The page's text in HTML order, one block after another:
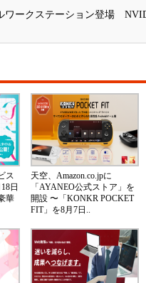
ワークステーション登場
ス
日
華
天空、Amazon.co.jpに
「AYANEO公式ストア」を
開設 〜「KONKR POCKET
FIT」を8月7日..